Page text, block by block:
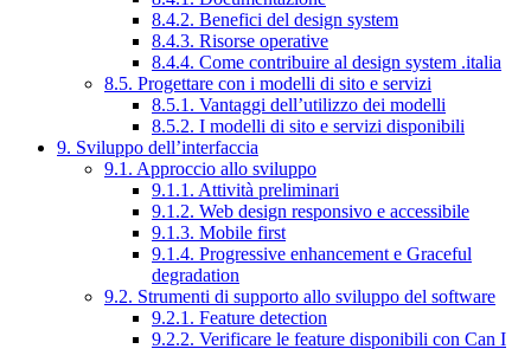
8.4.2. Benefici del design system
8.4.3. Risorse operative
8.4.4. Come contribuire al design system .italia
8.5. Progettare con i modelli di sito e servizi
8.5.1. Vantaggi dell’utilizzo dei modelli
8.5.2. I modelli di sito e servizi disponibili
9. Sviluppo dell’interfaccia
9.1. Approccio allo sviluppo
9.1.1. Attività preliminari
9.1.2. Web design responsivo e accessibile
9.1.3. Mobile first
9.1.4. Progressive enhancement e Graceful
degradation
9.2. Strumenti di supporto allo sviluppo del software
9.2.1. Feature detection
9.2.2. Verificare le feature disponibili con Can I